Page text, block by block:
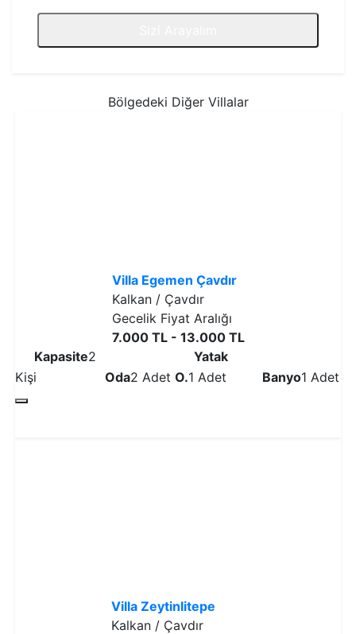
Bölgedeki Diğer Villalar
Villa Egemen Çavdır
Kalkan / Çavdır
Gecelik Fiyat Aralığı
7.000 TL - 13.000 TL
Kapasite2
Kişi
Oda2 Adet
Yatak
O.1 Adet Banyo1 Adet
Villa Zeytinlitepe
Kalkan / Çavdır